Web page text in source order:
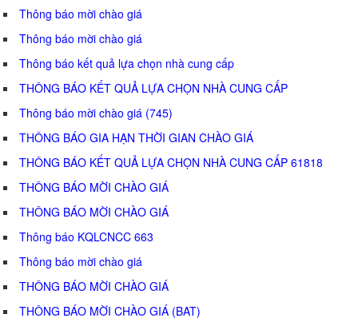
Thông báo mời chào giá
Thông báo mời chào giá
Thông báo kết quả lựa chọn nhà cung cấp
THÔNG BÁO KẾT QUẢ LỰA CHỌN NHÀ CUNG CẤP
Thông báo mời chào giá (745)
THÔNG BÁO GIA HẠN THỜI GIAN CHÀO GIÁ
THÔNG BÁO KẾT QUẢ LỰA CHỌN NHÀ CUNG CẤP 61818
THÔNG BÁO MỜI CHÀO GIÁ
THÔNG BÁO MỜI CHÀO GIÁ
Thông báo KQLCNCC 663
Thông báo mời chào giá
THÔNG BÁO MỜI CHÀO GIÁ
THÔNG BÁO MỜI CHÀO GIÁ (BAT)